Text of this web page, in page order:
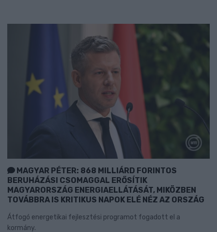
MAGYAR PÉTER: 868 MILLIÁRD FORINTOS
BERUHÁZÁSI CSOMAGGAL ERŐSÍTIK
MAGYARORSZÁG ENERGIAELLÁTÁSÁT, MIKÖZBEN
TOVÁBBRA IS KRITIKUS NAPOK ELÉ NÉZ AZ ORSZÁG
Átfogó energetikai fejlesztési programot fogadott el a
kormány.